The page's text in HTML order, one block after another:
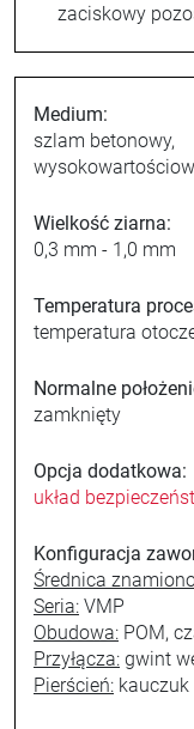
zaciskowy
Medium:
szlam betonowy,
Wielkość ziarna:
0,3 mm - 1,0 mm
Temperatura
temperatura
Normalne
zamknięty
Opcja dodatkowa:
układ
Konfiguracja
Średnica
Seria: VMP
Obudowa: POM,
Przyłącza: gwint
Pierścień: